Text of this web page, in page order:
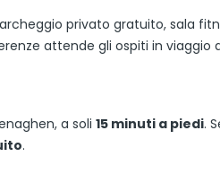
privato gratuito, sala
attende gli ospiti in viaggio
a soli 15 minuti a piedi.
.